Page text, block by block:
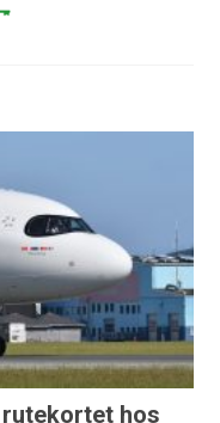
hos